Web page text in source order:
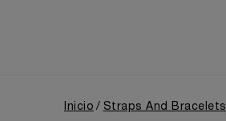
Inicio Straps And Bracelets